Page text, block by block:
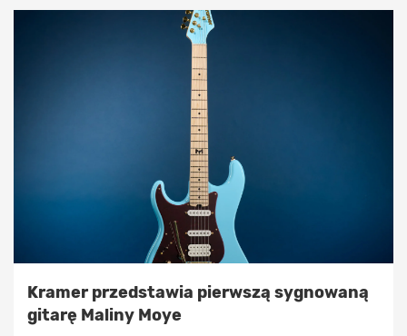
Kramer przedstawia pierwszą sygnowaną
gitarę Maliny Moye